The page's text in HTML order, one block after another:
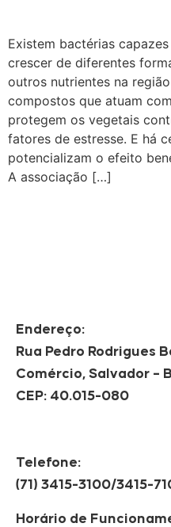
Existem bactérias
crescer de diferentes
outros nutrientes na
compostos que atuam
protegem os vegetais
fatores de estresse. E há
potencializam o efeito
A associação […]
Endereço:
Rua Pedro Rodrigues
Comércio, Salvador –
CEP: 40.015-080
Telefone:
(71) 3415-3100/3415-
Horário de